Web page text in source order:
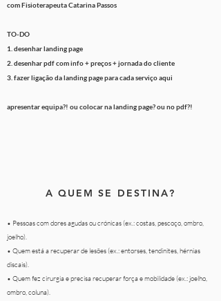
com FisioterapeutaCatarina Passos
TO-DO
1. desenhar landing page
2. desenhar pdf com info + preços + jornada do cliente
3. fazerligaçãoda landing page para cada serviço aqui
apresentar equipa?! ou colocar na landing page? ou no pdf?!
A QUEM SE DESTINA?
• Pessoas com dores agudas ou crónicas (ex.: costas, pescoço, ombro,
joelho).
• Quem está a recuperar de lesões (ex.: entorses, tendinites, hérnias
discais).
• Quem fez cirurgia e precisa recuperar força e mobilidade (ex.: joelho,
ombro, coluna).